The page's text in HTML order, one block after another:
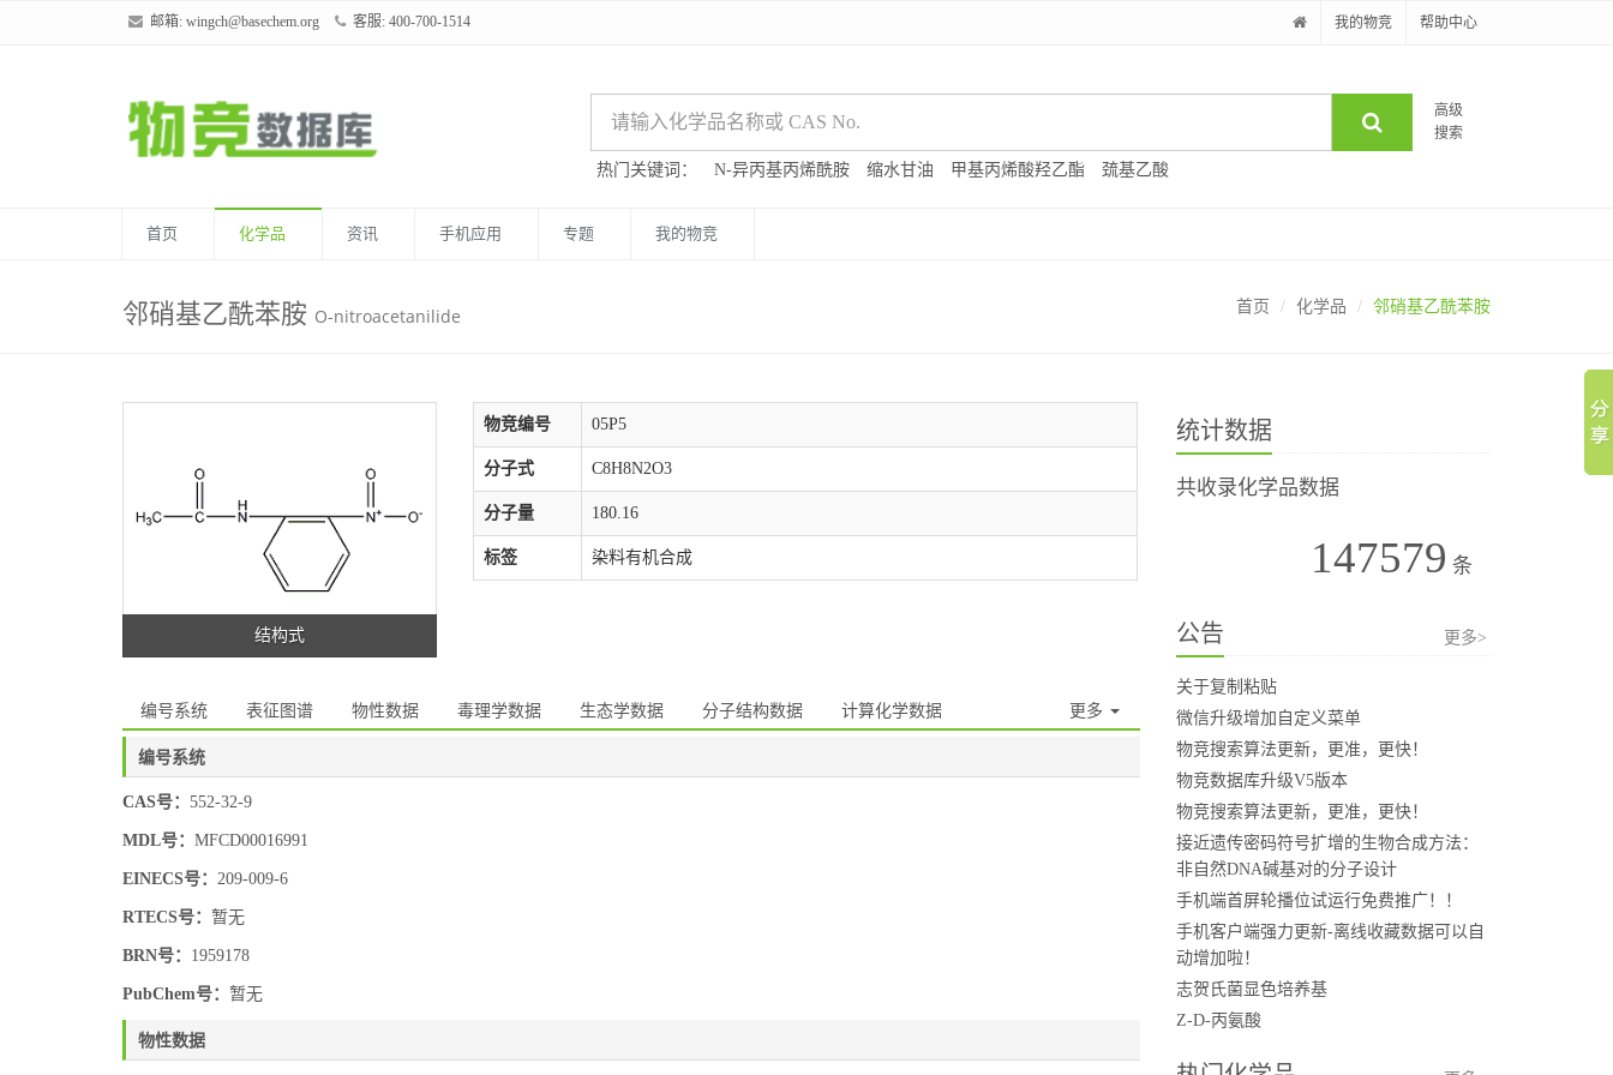
邮箱: wingch@basechem.org 客服: 400-700-1514 我的物竞 帮助中心
高级
搜索
热门关键词： N-异丙基丙烯酰胺 缩水甘油 甲基丙烯酸羟乙酯 巯基乙酸
首页 化学品 资讯 手机应用 专题 我的物竞
邻硝基乙酰苯胺 O-nitroacetanilide 首页 化学品 邻硝基乙酰苯胺
结构式
物竞编号 05P5
分子式 C8H8N2O3
分子量 180.16
标签 染料有机合成
编号系统 表征图谱 物性数据 毒理学数据 生态学数据 分子结构数据 计算化学数据 更多
编号系统
CAS号： 552-32-9
MDL号： MFCD00016991
EINECS号： 209-009-6
RTECS号： 暂无
BRN号： 1959178
PubChem号： 暂无
物性数据
统计数据
共收录化学品数据
147579 条
公告 更多>
关于复制粘贴
微信升级增加自定义菜单
物竞搜索算法更新，更准，更快！
物竞数据库升级V5版本
物竞搜索算法更新，更准，更快！
接近遗传密码符号扩增的生物合成方法：
非自然DNA碱基对的分子设计
手机端首屏轮播位试运行免费推广！！
手机客户端强力更新-离线收藏数据可以自
动增加啦！
志贺氏菌显色培养基
Z-D-丙氨酸